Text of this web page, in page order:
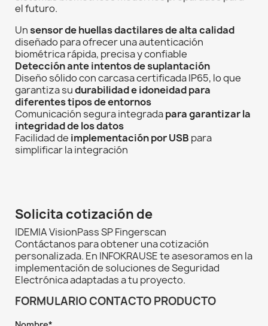
el futuro.
Unsensor de huellas dactilares de alta calidad
diseñado para ofrecer una autenticación
biométrica rápida, precisa y confiable
Detección ante intentos de suplantación
Diseño sólido con carcasa certificada IP65, lo que
garantiza sudurabilidad e idoneidad para
diferentes tipos de entornos
Comunicación segura integradapara garantizar la
integridad de los datos
Facilidad de implementación por USB para
simplificar la integración
Solicita cotización de
IDEMIA VisionPass SP Fingerscan
Contáctanos para obtener una cotización
personalizada. En INFOKRAUSE te asesoramos en la
implementación de soluciones de Seguridad
Electrónica adaptadas a tu proyecto.
FORMULARIO CONTACTO PRODUCTO